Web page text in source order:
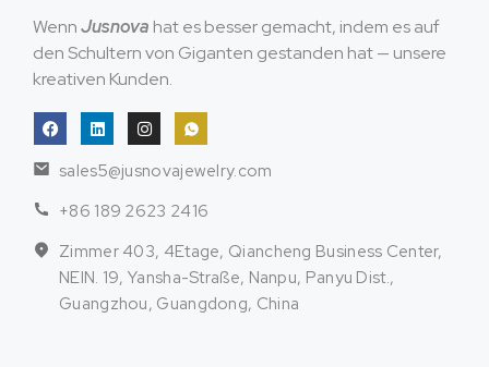
WennJusnova hat es besser gemacht, indem es auf
den Schultern von Giganten gestanden hat — unsere
kreativen Kunden.
sales5@jusnovajewelry.com
+86 189 2623 2416
Zimmer 403, 4Etage, Qiancheng Business Center,
NEIN. 19, Yansha-Straße, Nanpu, Panyu Dist.,
Guangzhou, Guangdong, China